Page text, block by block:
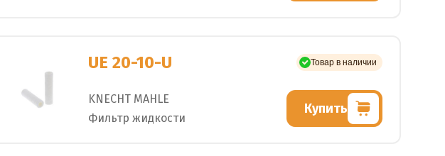
UE 20-10-U Товар в наличии
KNECHT MAHLE
Фильтр жидкости
Купить